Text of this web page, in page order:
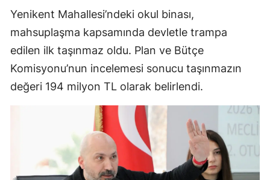
Yenikent Mahallesi’ndeki okul binası,
mahsuplaşma kapsamında devletle trampa
edilen ilk taşınmaz oldu. Plan ve Bütçe
Komisyonu’nun incelemesi sonucu taşınmazın
değeri 194 milyon TL olarak belirlendi.